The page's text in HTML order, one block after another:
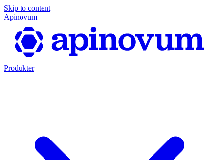
Skip to content
Apinovum
Produkter